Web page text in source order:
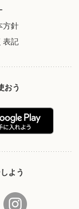
方針
表記
おう
よう